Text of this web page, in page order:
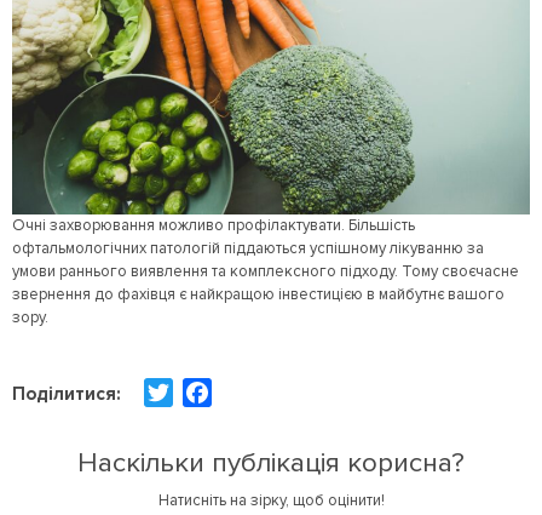
Очні захворювання можливо профілактувати. Більшість
офтальмологічних патологій піддаються успішному лікуванню за
умови раннього виявлення та комплексного підходу. Тому своєчасне
звернення до фахівця є найкращою інвестицією в майбутнє вашого
зору.
Поділитися:
t
t
e
b
Наскільки публікація корисна?
Натисніть на зірку, щоб оцінити!